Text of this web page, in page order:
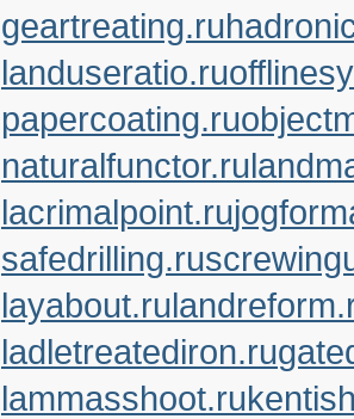
geartreating.ru
landuseratio.ru
papercoating.ru
naturalfunctor.ru
lacrimalpoint.ru
safedrilling.ru
layabout.ru
ladletreatediron.ru
lammasshoot.ru